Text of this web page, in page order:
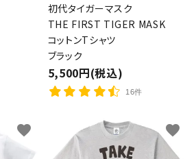
初代タイガーマスク
THE FIRST TIGER MASK
コットンTシャツ
ブラック
5,500円(税込)
16件
favorite favorite